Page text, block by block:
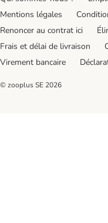
Mentions légales
Renoncer au contrat ici
Frais et délai de livraison
Virement bancaire
© zooplus SE 2026